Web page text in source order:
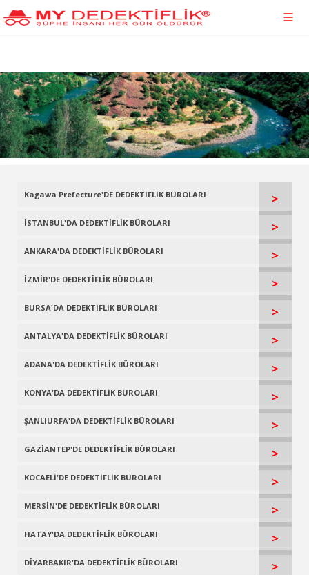
Kagawa Prefecture'DE DEDEKTİFLİK BÜROLARI >
İSTANBUL'DA DEDEKTİFLİK BÜROLARI >
ANKARA'DA DEDEKTİFLİK BÜROLARI >
İZMİR'DE DEDEKTİFLİK BÜROLARI >
BURSA'DA DEDEKTİFLİK BÜROLARI >
ANTALYA'DA DEDEKTİFLİK BÜROLARI >
ADANA'DA DEDEKTİFLİK BÜROLARI >
KONYA'DA DEDEKTİFLİK BÜROLARI >
ŞANLIURFA'DA DEDEKTİFLİK BÜROLARI >
GAZİANTEP'DE DEDEKTİFLİK BÜROLARI >
KOCAELİ'DE DEDEKTİFLİK BÜROLARI >
MERSİN'DE DEDEKTİFLİK BÜROLARI >
HATAY'DA DEDEKTİFLİK BÜROLARI >
DİYARBAKIR'DA DEDEKTİFLİK BÜROLARI >